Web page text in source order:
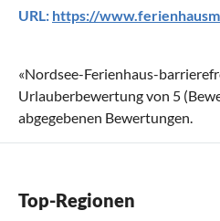
URL: https://
«Nordsee-Ferienhaus-
Urlauberbewertung von 5
abgegebenen Bewertungen.
Top-Regionen